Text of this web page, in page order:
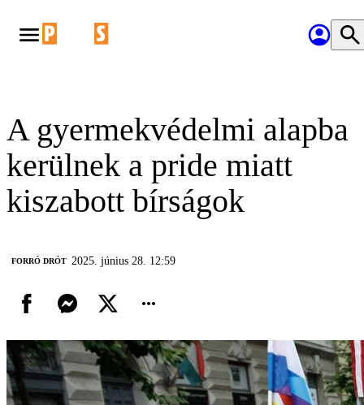
A gyermekvédelmi alapba
kerülnek a pride miatt
kiszabott bírságok
FORRÓ DRÓT 2025. június 28. 12:59